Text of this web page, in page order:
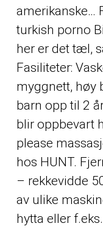
amerikanske…
turkish porno
her er det tæl,
Fasiliteter:
myggnett, høy
barn opp til 2
blir oppbevart
please
hos HUNT.
– rekkevidde
av ulike
hytta eller